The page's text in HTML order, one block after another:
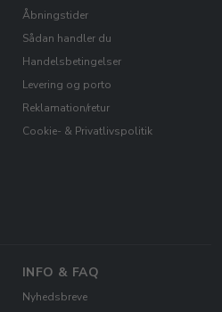
Åbningstider
Sådan handler du
Handelsbetingelser
Levering og porto
Reklamation/retur
Cookie- & Privatlivspolitik
INFO & FAQ
Nyhedsbreve